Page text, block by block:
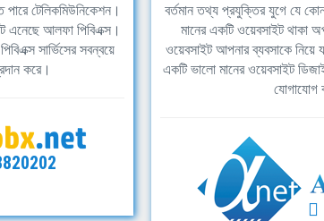
টেলিকমিউনিকেশন।
আলফা পিবিএক্স।
সার্ভিসের সবন্বয়ে
করে।
বর্তমান তথ্য প্রযুক্তির যুগে যে
মানের একটি ওয়েবসাইট থাকা
ওয়েবসাইট আপনার ব্যবসাকে
একটি ভালো মানের ওয়েবসাইট
যোগাযোগ